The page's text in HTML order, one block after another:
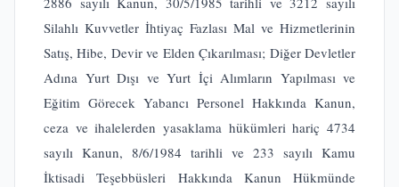
Silahlı Kuvvetler İhtiyaç Fazlası Mal ve Hizmetlerinin
Satış, Hibe, Devir ve Elden Çıkarılması; Diğer Devletler
Adına Yurt Dışı ve Yurt İçi Alımların Yapılması ve
Eğitim Görecek Yabancı Personel Hakkında Kanun,
ceza ve ihalelerden yasaklama hükümleri hariç 4734
sayılı Kanun, 8/6/1984 tarihli ve 233 sayılı Kamu
İktisadi Teşebbüsleri Hakkında Kanun Hükmünde